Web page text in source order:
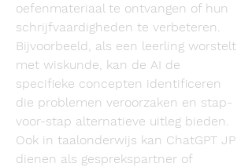
oefenmateriaal te ontvangen of hun
schrijfvaardigheden te verbeteren.
Bijvoorbeeld, als een leerling worstelt
met wiskunde, kan de AI de
specifieke concepten identificeren
die problemen veroorzaken en stap-
voor-stap alternatieve uitleg bieden.
Ook in taalonderwijs kan ChatGPT JP
dienen als gesprekspartner of